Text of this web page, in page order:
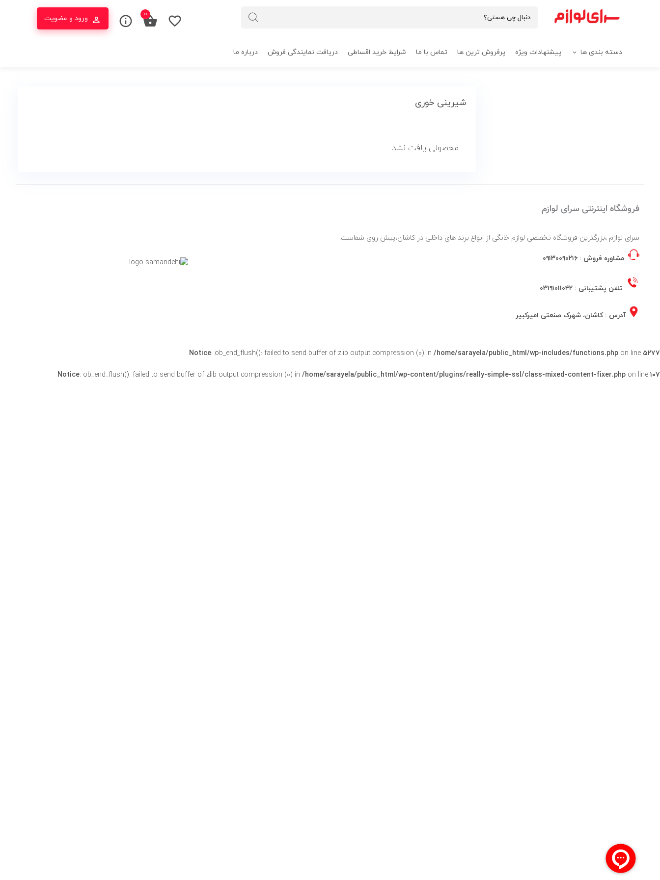
ورود و عضویت 0
دسته بندی ها پیشنهادات ویژه پرفروش ترین ها تماس با ما شرایط خرید اقساطی دریافت نمایندگی فروش درباره ما
شیرینی خوری
محصولی یافت نشد
فروشگاه اینترنتی سرای لوازم
سرای لوازم ،بزرگترین فروشگاه تخصصی لوازم خانگی از انواع برند های داخلی در کاشان،پیش روی شماست.
مشاوره فروش : ۰۹۱۳۰۰۹۰۲۱۶
تلفن پشتیبانی : ۰۳۱۹۱۰۱۱۰۴۲
آدرس : کاشان، شهرک صنعتی امیرکبیر
Notice: ob_end_flush(): failed to send buffer of zlib output compression (0) in /home/sarayela/public_html/wp-includes/functions.php on line ۵۲۷۷
Notice: ob_end_flush(): failed to send buffer of zlib output compression (0) in /home/sarayela/public_html/wp-content/plugins/really-simple-ssl/class-mixed-content-fixer.php on line ۱۰۷